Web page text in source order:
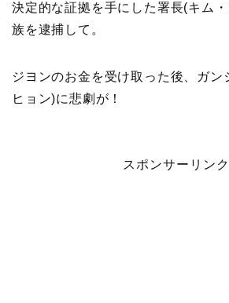
決定的な証拠を手にした署長(キム
族を逮捕して。
ジヨンのお金を受け取った後、ガン
ヒョン)に悲劇が！
スポンサーリンク